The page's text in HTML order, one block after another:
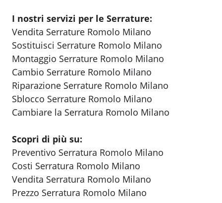
I nostri servizi per le Serrature:
Vendita Serrature Romolo Milano
Sostituisci Serrature Romolo Milano
Montaggio Serrature Romolo Milano
Cambio Serrature Romolo Milano
Riparazione Serrature Romolo Milano
Sblocco Serrature Romolo Milano
Cambiare la Serratura Romolo Milano
Scopri di più su:
Preventivo Serratura Romolo Milano
Costi Serratura Romolo Milano
Vendita Serratura Romolo Milano
Prezzo Serratura Romolo Milano